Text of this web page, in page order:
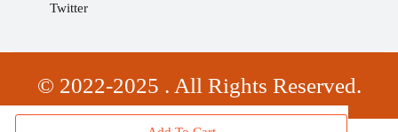
Twitter
© 2022-2025 . All Rights Reserved.